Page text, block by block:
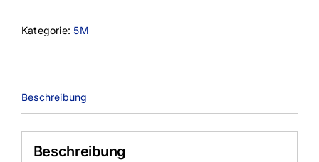
Kategorie: 5M
Beschreibung
Beschreibung